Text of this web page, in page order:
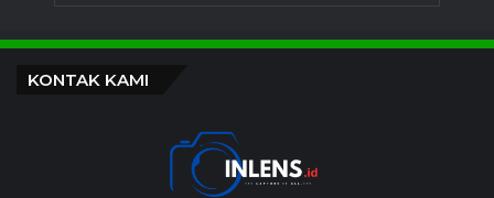
KONTAK KAMI